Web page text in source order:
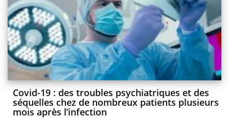
Covid-19 : des troubles psychiatriques et des
séquelles chez de nombreux patients plusieurs
mois après l’infection